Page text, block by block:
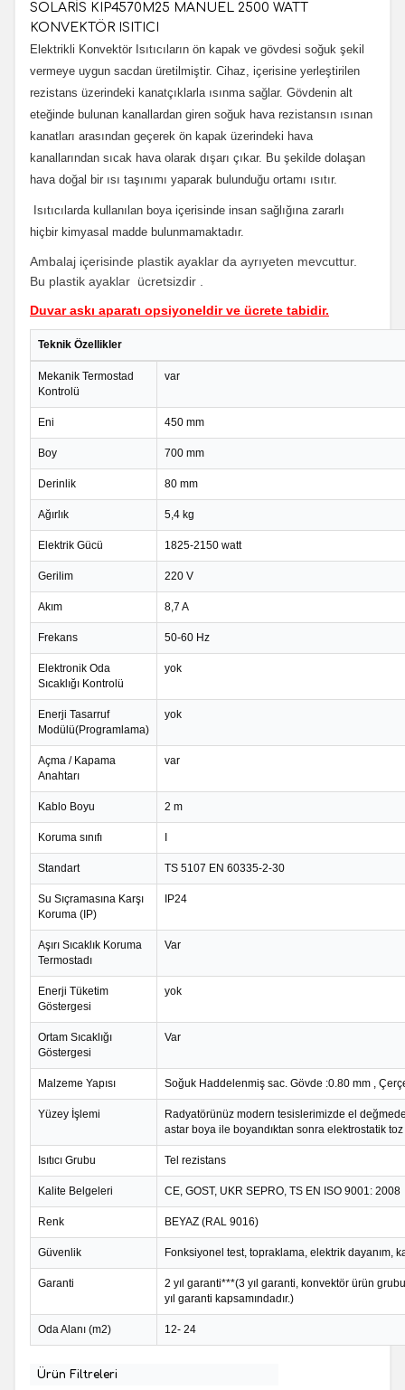
SOLARİS KIP4570M25 MANUEL 2500 WATT
KONVEKTÖR ISITICI
Elektrikli Konvektör Isıtıcıların ön kapak ve gövdesi soğuk şekil
vermeye uygun sacdan üretilmiştir. Cihaz, içerisine yerleştirilen
rezistans üzerindeki kanatçıklarla ısınma sağlar. Gövdenin alt
eteğinde bulunan kanallardan giren soğuk hava rezistansın ısınan
kanatları arasından geçerek ön kapak üzerindeki hava
kanallarından sıcak hava olarak dışarı çıkar. Bu şekilde dolaşan
hava doğal bir ısı taşınımı yaparak bulunduğu ortamı ısıtır.
Isıtıcılarda kullanılan boya içerisinde insan sağlığına zararlı
hiçbir kimyasal madde bulunmamaktadır.
Ambalaj içerisinde plastik ayaklar da ayrıyeten mevcuttur.
Bu plastik ayaklar ücretsizdir .
Duvar askı aparatı opsiyoneldir ve ücrete tabidir.
Teknik Özellikler
Mekanik Termostad
Kontrolü
var
Eni 450 mm
Boy 700 mm
Derinlik 80 mm
Ağırlık 5,4 kg
Elektrik Gücü 1825-2150 watt
Gerilim 220 V
Akım 8,7 A
Frekans 50-60 Hz
Elektronik Oda
Sıcaklığı Kontrolü
yok
Enerji Tasarruf
Modülü(Programlama)
yok
Açma / Kapama
Anahtarı
var
Kablo Boyu 2 m
Koruma sınıfı I
Standart TS 5107 EN 60335-2-30
Su Sıçramasına Karşı
Koruma (IP)
IP24
Aşırı Sıcaklık Koruma
Termostadı
Var
Enerji Tüketim
Göstergesi
yok
Ortam Sıcaklığı
Göstergesi
Var
Malzeme Yapısı Soğuk Haddelenmiş sac. Gövde :0.80 mm ,
Yüzey İşlemi
Radyatörünüz modern tesislerimizde el
astar boya ile boyandıktan sonra elektrostatik toz
Isıtıcı Grubu Tel rezistans
Kalite Belgeleri CE, GOST, UKR SEPRO, TS EN ISO 9001: 2008
Renk BEYAZ (RAL 9016)
Güvenlik Fonksiyonel test, topraklama, elektrik dayanım,
Garanti
2 yıl garanti***(3 yıl garanti, konvektör ürün
yıl garanti kapsamındadır.)
Oda Alanı (m2) 12- 24
Ürün Filtreleri